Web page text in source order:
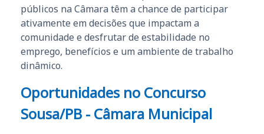
públicos na Câmara têm a chance de participar
ativamente em decisões que impactam a
comunidade e desfrutar de estabilidade no
emprego, benefícios e um ambiente de trabalho
dinâmico.
Oportunidades no Concurso
Sousa/PB - Câmara Municipal